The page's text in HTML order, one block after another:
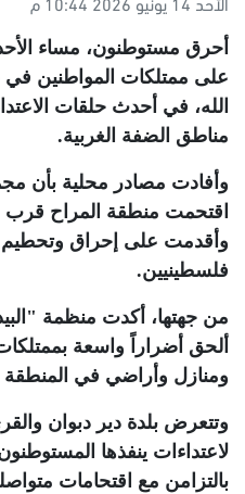
أحرق مستوطنون، مساء
على ممتلكات المواطنين في
الله، في أحدث حلقات
مناطق الضفة الغربية.
وأفادت مصادر محلية بأن
اقتحمت منطقة المراح قرب
وأقدمت على إحراق وتحطيم
فلسطينيين.
من جهتها، أكدت منظمة
ألحق أضراراً واسعة
ومنازل وأراضي في المنطقة
وتتعرض بلدة دير دبوان
لاعتداءات ينفذها
بالتزامن مع اقتحامات